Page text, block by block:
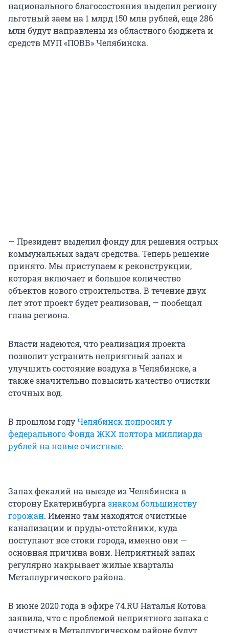
национального благосостояния выделил региону
льготный заем на 1 млрд 150 млн рублей, еще 286
млн будут направлены из областного бюджета и
средств МУП «ПОВВ» Челябинска.
— Президент выделил фонду для решения острых
коммунальных задач средства. Теперь решение
принято. Мы приступаем к реконструкции,
которая включает и большое количество
объектов нового строительства. В течение двух
лет этот проект будет реализован, — пообещал
глава региона.
Власти надеются, что реализация проекта
позволит устранить неприятный запах и
улучшить состояние воздуха в Челябинске, а
также значительно повысить качество очистки
сточных вод.
В прошлом годуЧелябинск попросил у
федерального Фонда ЖКХ полтора миллиарда
рублей на новые очистные.
Запах фекалий на выезде из Челябинска в
сторону Екатеринбургазнаком большинству
горожан. Именно там находятся очистные
канализации и пруды-отстойники, куда
поступают все стоки города, именно они —
основная причина вони. Неприятный запах
регулярно накрывает жилые кварталы
Металлургического района.
В июне 2020 года в эфире 74.RU Наталья Котова
заявила, что с проблемой неприятного запаха с
очистных в Металлургическом районе будут